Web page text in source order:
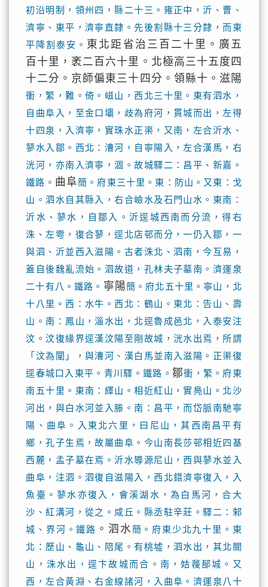
初沿明制，領州四，縣二十三。雍正中，沂、曹、
濟寧、東平，濟寧直隸。先後割縣十三分隸，而東
平降割泰安。 東北距省治三百二十里。廣五
百十里，袤二百六十里。北極高三十五度四
十二分。京師偏東三十四分。領縣十。滋陽
衝，繁，難。倚。嵫山，西北三十里。東有泗水，
自曲阜入，至金口壩，歧為府河，貫城而出，左得
十四泉，入濟寧，實珠水正渠，又南，左合沂水、
蓼水入鄒。西北：漕河，自寧陽入，左合漢馬，右
洸河，亦南入濟寧，涸。故城驛二：昌平、新嘉。
鐵路。 曲阜簡。府東三十里。東：防山。又東：戈
山。泗水自其縣入，右合嶮水及石門山水。東南：
沂水、蓼水，自鄒入。沂逕城西南而分流，得右
洙、左雩，復合蓼，逕北店邨而分，一仍入鄒，一
與泗、沂並西入滋陽。古者洙北、泗南，今互易，
蓋自後魏亂流始。泗故道，孔林夫子墓南。濟運泉
二十有八。鐵路。 寧陽簡。府北五十里。寧山，北
十八里。西：水牛。西北：鶴山。東北：告山、壽
山。南：鳳山，淄水出，北逕魯成邑北，入泰安注
汶。汶復緣界逕漢汶陽至剛故城，洸水出焉，所謂
「汶為闡」，與漕河、漢白馬並南入滋陽。正渠復
逕春城口入東平。青川驛。鐵路。 鄒衝，繁。府東
南五十里。東南：繹山。相近紅山，實鳧山。北沙
河出，與白水河並入滕。南：昌平，而岱脈南馳寧
陽、曲阜。入東北六里，曰尼山，其西南昌平有
鄉，孔子生焉，故屬曲阜。今山南長莎邨相近四基
西麓，孟子墓在焉。沂水導源尼山，西與蓼水並入
曲阜，注泗。泗復自滋陽入，西北錯濟寧復入，入
魚臺。蓼水亦復入，會溪湖水，為白馬河，合大
沙、紅溝河，從之。咸丘。縣丞駐辛莊。驛二：邾
城、界河。鐵路 。泗水簡。府東少北九十里。東
北：歷山、龜山、陪尾。有桃墟，泗水出，其北關
山，洙水出，逕卞故城而合。南，姑薎郚城。又
西，左合黃淵、右金線諸河，入曲阜。濟運泉八十